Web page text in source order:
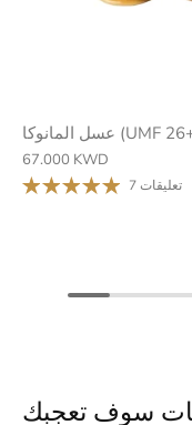
67.000 KWD
7 تعليقات
سوف تعجبك